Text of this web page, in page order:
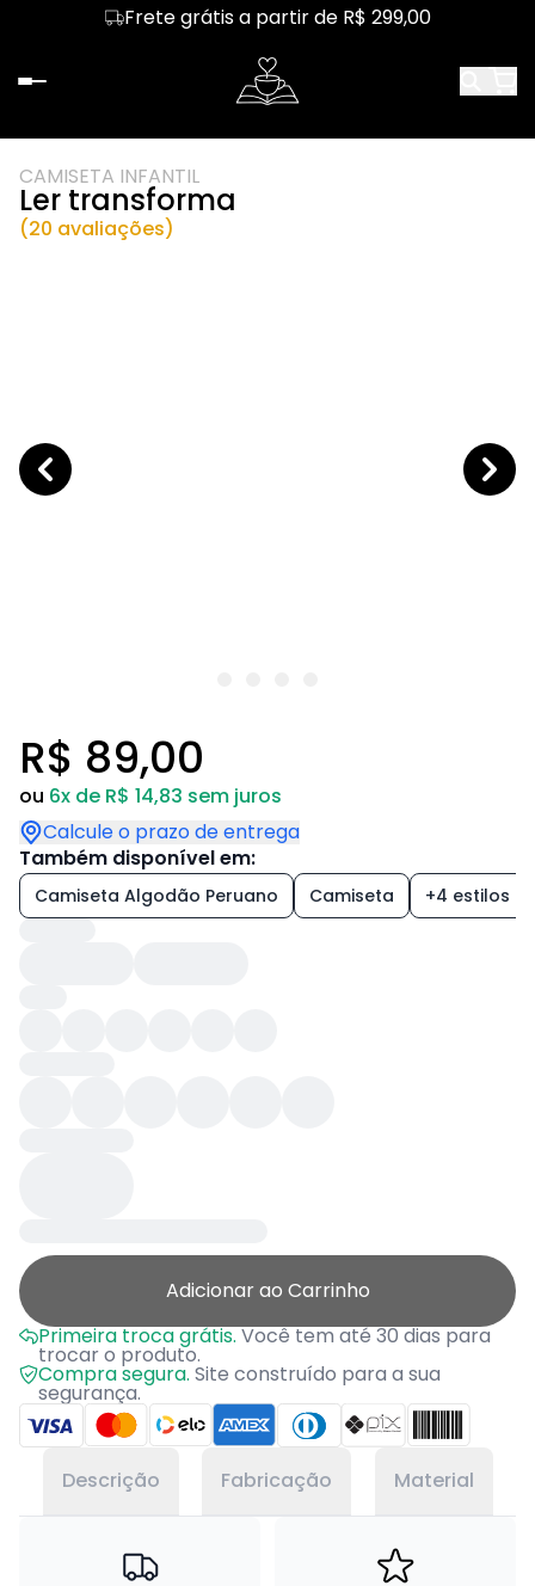
Frete grátis a partir de R$ 299,00
CAMISETA INFANTIL
Ler transforma
(20 avaliações)
R$ 89,00
ou 6x de R$ 14,83 sem juros
Calcule o prazo de entrega
Também disponível em:
Camiseta Algodão Peruano Camiseta +4 estilos
Adicionar ao Carrinho
Primeira troca grátis.Você tem até 30 dias para
trocar o produto.
Compra segura. Site construído para a sua
segurança.
Descrição Fabricação Material